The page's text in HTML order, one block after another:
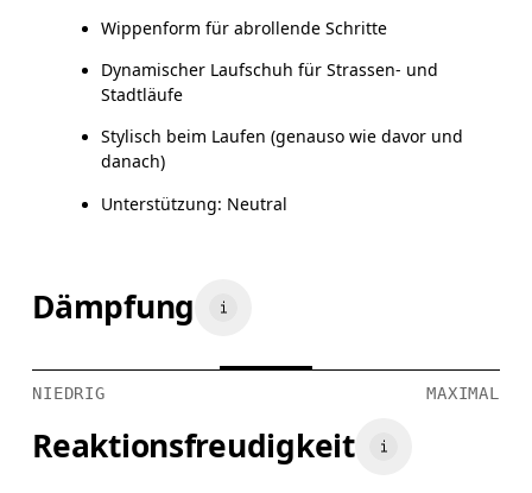
Wippenform für abrollende Schritte
Dynamischer Laufschuh für Strassen- und
Stadtläufe
Stylisch beim Laufen (genauso wie davor und
danach)
Unterstützung: Neutral
Dämpfung
NIEDRIG MAXIMAL
Reaktionsfreudigkeit